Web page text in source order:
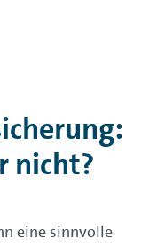
nicht?
eine sinnvolle